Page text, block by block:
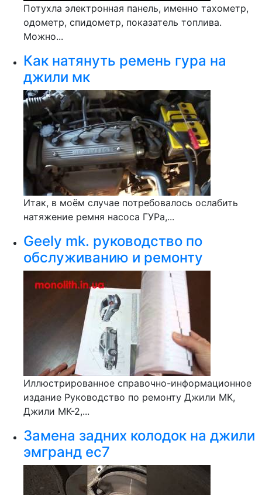
Потухла электронная панель, именно тахометр,
одометр, спидометр, показатель топлива.
Можно...
Как натянуть ремень гура на
джили мк
Итак, в моём случае потребовалось ослабить
натяжение ремня насоса ГУРа,...
Geely mk. руководство по
обслуживанию и ремонту
Иллюстрированное справочно-информационное
издание Руководство по ремонту Джили МК,
Джили МК-2,...
Замена задних колодок на джили
эмгранд ес7